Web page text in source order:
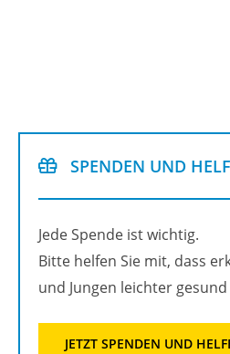
SPEN­DEN UND
Jede Spen­de ist wich­tig.
Bitte hel­fen Sie mit, dass
und Jun­gen leich­ter
JETZT SPEN­DEN UND